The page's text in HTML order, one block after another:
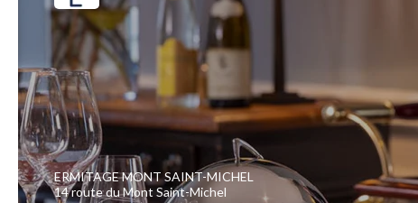
ERMITAGE MONT SAINT-MICHEL
14 route du Mont Saint-Michel